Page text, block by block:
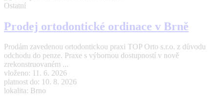
Ostatní
Prodej ortodontické ordinace v Brně
Prodám zavedenou ortodontickou praxi TOP Orto s.r.o. z důvodu
odchodu do penze. Praxe s výbornou dostupností v nově
zrekonstruovaném ...
vloženo: 11. 6. 2026
platnost do: 10. 8. 2026
lokalita: Brno